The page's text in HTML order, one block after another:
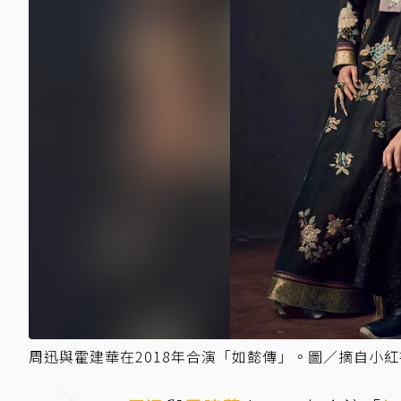
周迅與霍建華在2018年合演「如懿傳」。圖／摘自小